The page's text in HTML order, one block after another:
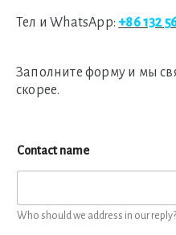
Тел и WhatsApp:+86 132
Заполните форму и мы
скорее.
Contact name
Who should we address in our reply?